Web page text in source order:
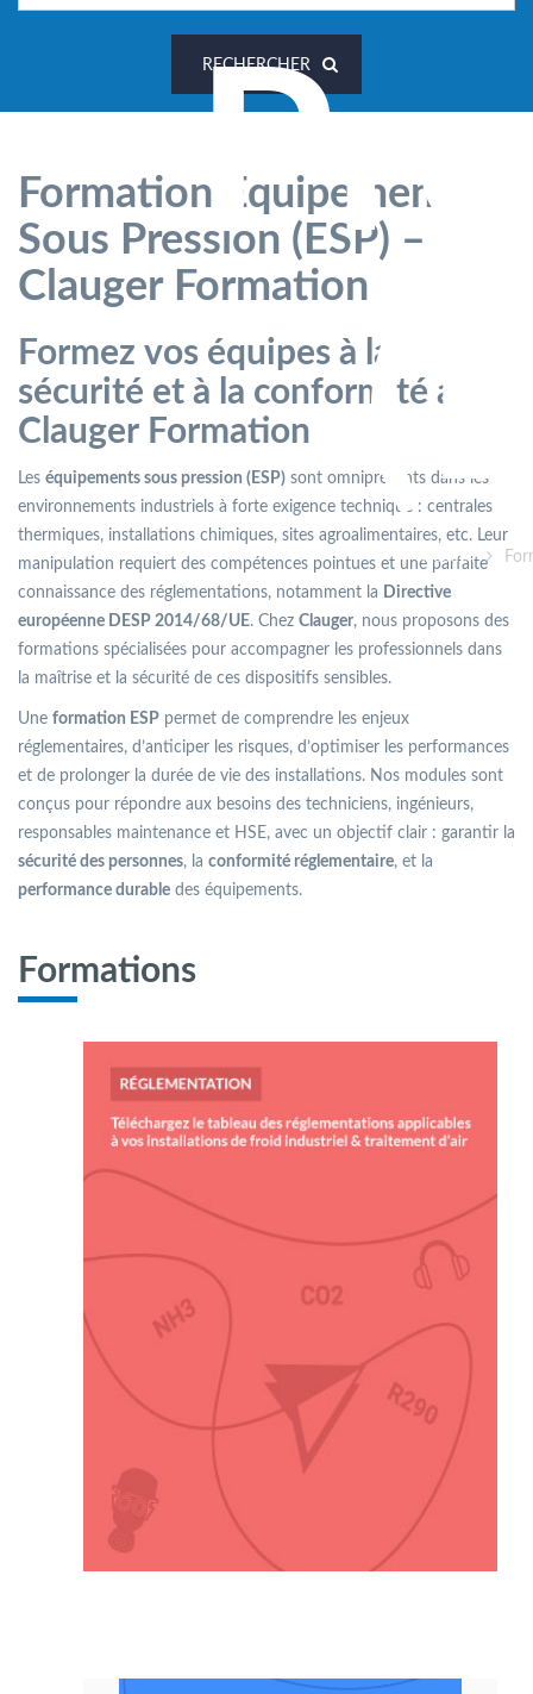
Accueil
RECHERCHER
Formation Equipement
Sous Pression (ESP) –
Clauger Formation
Formez vos équipes à la
sécurité et à la conformité avec
Clauger Formation
Les équipements sous pression (ESP) sont omniprésents dans les
environnements industriels à forte exigence technique : centrales
thermiques, installations chimiques, sites agroalimentaires, etc. Leur
manipulation requiert des compétences pointues et une parfaite
connaissance des réglementations, notamment la Directive
européenne DESP 2014/68/UE. Chez Clauger, nous proposons des
formations spécialisées pour accompagner les professionnels dans
la maîtrise et la sécurité de ces dispositifs sensibles.
Une formation ESP permet de comprendre les enjeux
réglementaires, d’anticiper les risques, d’optimiser les performances
et de prolonger la durée de vie des installations. Nos modules sont
conçus pour répondre aux besoins des techniciens, ingénieurs,
responsables maintenance et HSE, avec un objectif clair : garantir la
sécurité des personnes, la conformité réglementaire, et la
performance durable des équipements.
Formations